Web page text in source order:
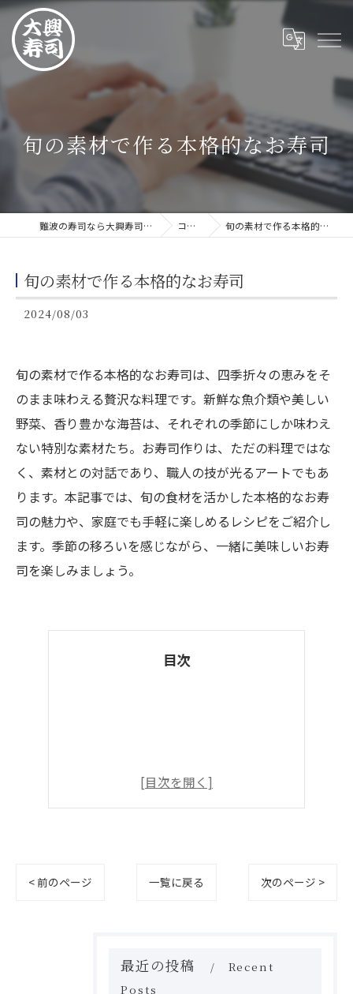
旬の素材で作る本格的なお寿司
難波の寿司なら大興寿司 難波店 コラム 旬の素材で作る本格的なお寿司
旬の素材で作る本格的なお寿司
2024/08/03
旬の素材で作る本格的なお寿司は、四季折々の恵みをそ
のまま味わえる贅沢な料理です。新鮮な魚介類や美しい
野菜、香り豊かな海苔は、それぞれの季節にしか味わえ
ない特別な素材たち。お寿司作りは、ただの料理ではな
く、素材との対話であり、職人の技が光るアートでもあ
ります。本記事では、旬の食材を活かした本格的なお寿
司の魅力や、家庭でも手軽に楽しめるレシピをご紹介し
ます。季節の移ろいを感じながら、一緒に美味しいお寿
司を楽しみましょう。
目次
< 前のページ 一覧に戻る 次のページ >
最近の投稿
Recent
Posts